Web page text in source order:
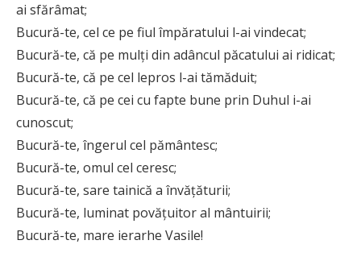
ai sfărâmat;
Bucură-te, cel ce pe fiul împăratului l-ai vindecat;
Bucură-te, că pe mulţi din adâncul păcatului ai ridicat;
Bucură-te, că pe cel lepros l-ai tămăduit;
Bucură-te, că pe cei cu fapte bune prin Duhul i-ai
cunoscut;
Bucură-te, îngerul cel pământesc;
Bucură-te, omul cel ceresc;
Bucură-te, sare tainică a învăţăturii;
Bucură-te, luminat povăţuitor al mântuirii;
Bucură-te, mare ierarhe Vasile!